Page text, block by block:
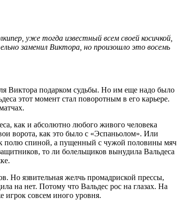
уже тогда известный всем своей косичкой,
заменил Виктора, но произошло это восемь
Виктора подарком судьбы. Но им еще надо было
этот момент стал поворотным в его карьере.
как и абсолютно любого живого человека
ворота, как это было с «Эспаньолом». Или
полю спиной, а пущенный с чужой половины мяч
то ли болельщиков вынудила Вальдеса
Но язвительная желчь промадриской прессы,
на нет. Потому что Вальдес рос на глазах. На
игрок совсем иного уровня.